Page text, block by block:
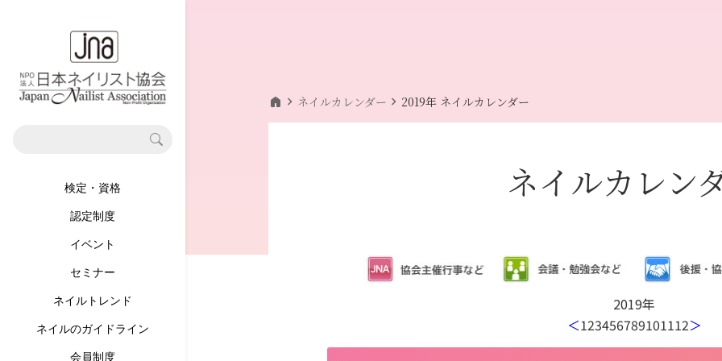
検定・資格
認定制度
イベント
セミナー
ネイルトレンド
ネイルのガイドライン
会員制度
home chevron_right ネイルカレンダー chevron_right 2019年 ネイルカレンダー
ネイルカレン
2019年
＜123456789101112＞